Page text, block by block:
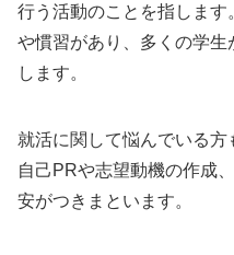
行う活動のことを指しま
や慣習があり、多くの学
します。
就活に関して悩んでいる方
自己PRや志望動機の作成
安がつきまといます。